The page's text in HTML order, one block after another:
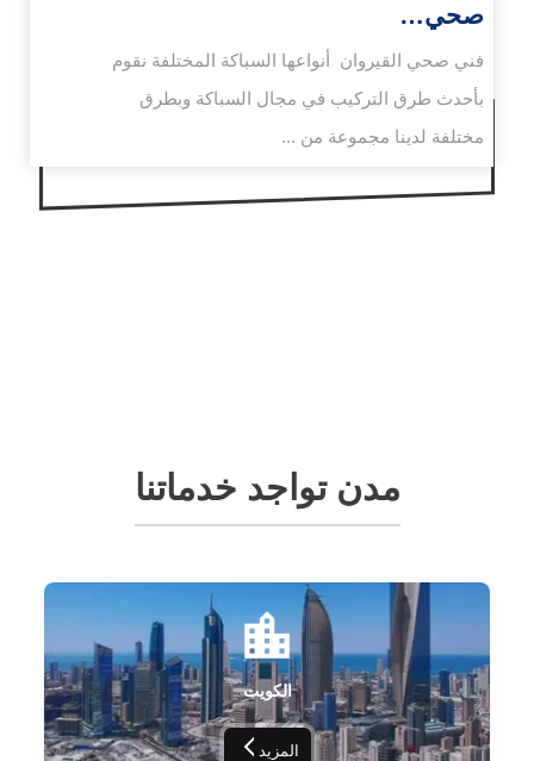
صحي…
فني صحي القيروان أنواعها السباكة المختلفة نقوم
بأحدث طرق التركيب في مجال السباكة وبطرق
مختلفة لدينا مجموعة من ...
مدن تواجد خدماتنا
الكويت
المزيد